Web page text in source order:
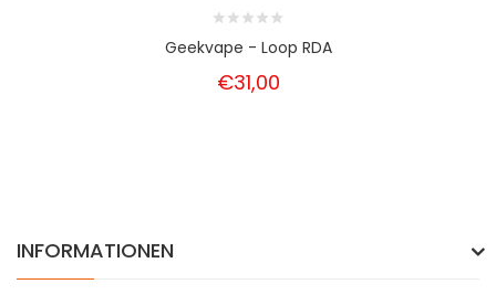
Geekvape - Loop RDA
€31,00
INFORMATIONEN